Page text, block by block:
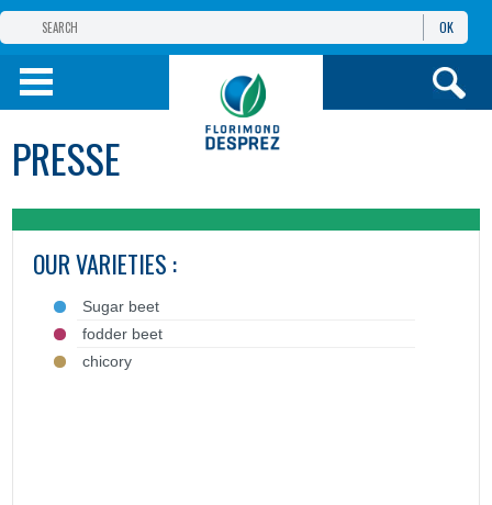
GROUPE
(FRANÇAIS) FLORIMOND DESPREZ
INFORMACJE IUSŁUGI
TOOLBOX
OK
PRESSE
OUR VARIETIES :
Sugar beet
fodder beet
chicory